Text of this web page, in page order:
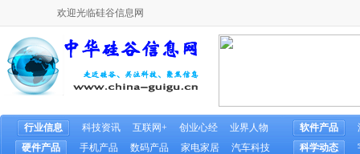
欢迎光临硅谷信息网
行业信息 科技资讯 互联网+ 创业心经
业界人物
硬件产品
手机产品 数码产品 家电家居 汽车科技
软件产品
科学动态